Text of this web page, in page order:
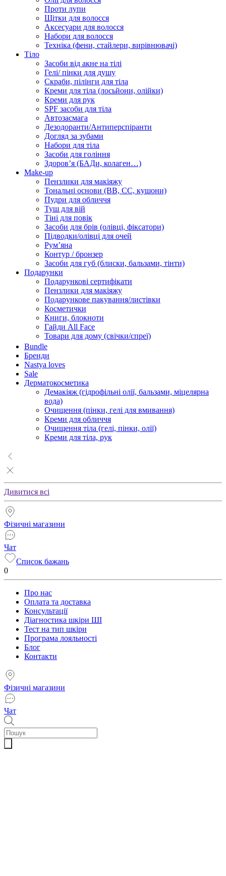
Проти лупи
Щітки для волосся
Аксесуари для волосся
Набори для волосся
Техніка (фени, стайлери, вирівнювачі)
Тіло
Засоби від акне на тілі
Гелі/ пінки для душу
Скраби, пілінги для тіла
Креми для тіла (лосьйони, олійки)
Креми для рук
SPF засоби для тіла
Автозасмага
Дезодоранти/Антиперспіранти
Догляд за зубами
Набори для тіла
Засоби для гоління
Здоровʼя (БАДи, колаген…)
Make-up
Пензлики для макіяжу
Тональні основи (BB, CC, кушони)
Пудри для обличчя
Туш для вій
Тіні для повік
Засоби для брів (олівці, фіксатори)
Підводки/олівці для очей
Румʼяна
Контур / бронзер
Засоби для губ (блиски, бальзами, тінти)
Подарунки
Подарункові сертифікати
Пензлики для макіяжу
Подарункове пакування/листівки
Косметички
Книги, блокноти
Гайди All Face
Товари для дому (свічки/спреї)
Bundle
Бренди
Nastya loves
Sale
Дерматокосметика
Демакіяж (гідрофільні олії, бальзами, міцелярна
вода)
Очищення (пінки, гелі для вмивання)
Креми для обличчя
Очищення тіла (гелі, пінки, олії)
Креми для тіла, рук
Дивитися всі
Фізичні магазини
Чат
Список бажань
0
Про нас
Оплата та доставка
Консультації
Діагностика шкіри ШІ
Тест на тип шкіри
Програма лояльності
Блог
Контакти
Фізичні магазини
Чат
Пошук
товарів